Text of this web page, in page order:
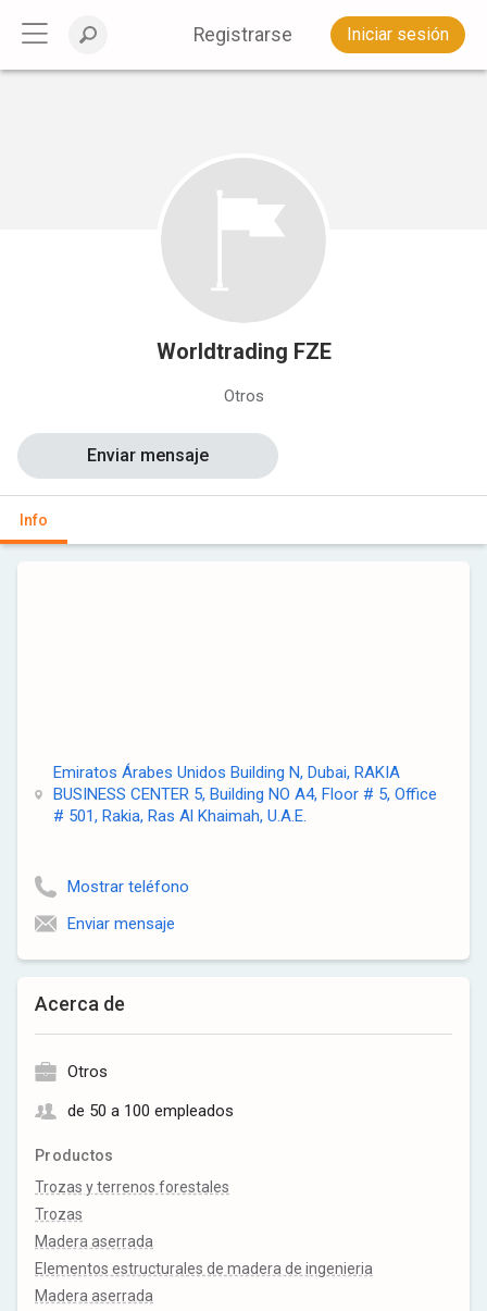
Registrarse Iniciar sesión
Worldtrading FZE
Otros
Info
Enviar mensaje
Acerca de
Otros
de 50 a 100 empleados
Productos
Trozas y terrenos forestales
Trozas
Madera aserrada
Elementos estructurales de madera de ingenieria
Madera aserrada
Emiratos Árabes Unidos Building N, Dubai, RAKIA
BUSINESS CENTER 5, Building NO A4, Floor # 5, Office
# 501, Rakia, Ras Al Khaimah, U.A.E.
Mostrar teléfono
Enviar mensaje